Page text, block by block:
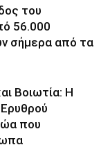
του
56.000
σήμερα από τα
Βοιωτία: Η
που